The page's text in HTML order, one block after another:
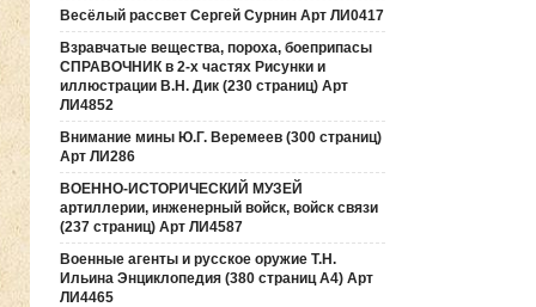
Весёлый рассвет Сергей Сурнин Арт ЛИ0417
Взравчатые вещества, пороха, боеприпасы
СПРАВОЧНИК в 2-х частях Рисунки и
иллюстрации В.Н. Дик (230 страниц) Арт
ЛИ4852
Внимание мины Ю.Г. Веремеев (300 страниц)
Арт ЛИ286
ВОЕННО-ИСТОРИЧЕСКИЙ МУЗЕЙ
артиллерии, инженерный войск, войск связи
(237 страниц) Арт ЛИ4587
Военные агенты и русское оружие Т.Н.
Ильина Энциклопедия (380 страниц А4) Арт
ЛИ4465